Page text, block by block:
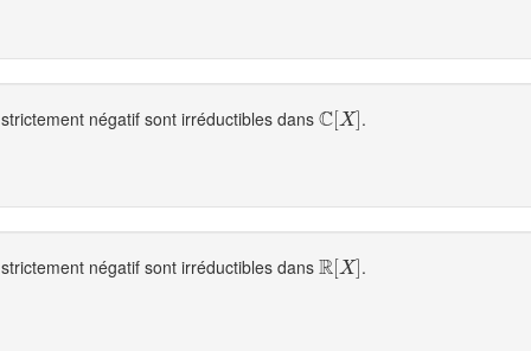
négatif sont irréductibles dans C[ X]
C[ X] .
négatif sont irréductibles dans R[ X]
R[ X] .